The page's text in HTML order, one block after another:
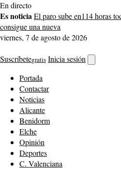
Saltar
al
contenido
En directo
Es noticiaEl paro sube en114 horas
consigue una nueva
viernes, 7 de agosto de 2026
Suscríbetegratis Inicia sesión
buscador
Portada
Contactar
Noticias
Alicante
Benidorm
Elche
Opinión
Deportes
C. Valenciana